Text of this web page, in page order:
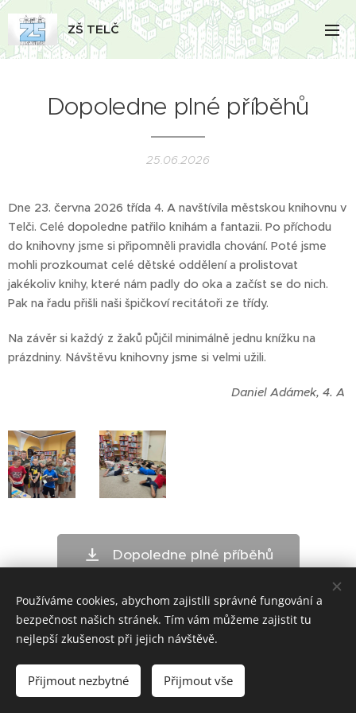
ZŠ TELČ
Dopoledne plné příběhů
25.06.2026
Dne 23. června 2026 třída 4. A navštívila městskou knihovnu v
Telči. Celé dopoledne patřilo knihám a fantazii. Po příchodu
do knihovny jsme si připomněli pravidla chování. Poté jsme
mohli prozkoumat celé dětské oddělení a prolistovat
jakékoliv knihy, které nám padly do oka a začíst se do nich.
Pak na řadu přišli naši špičkoví recitátoři ze třídy.
Na závěr si každý z žaků půjčil minimálně jednu knížku na
prázdniny. Návštěvu knihovny jsme si velmi užili.
Daniel Adámek, 4. A
Dopoledne plné příběhů
ZŠ Telč - bloxx.cz
Používáme cookies, abychom zajistili správné fungování a
bezpečnost našich stránek. Tím vám můžeme zajistit tu
nejlepší zkušenost při jejich návštěvě.
Přijmout nezbytné Přijmout vše